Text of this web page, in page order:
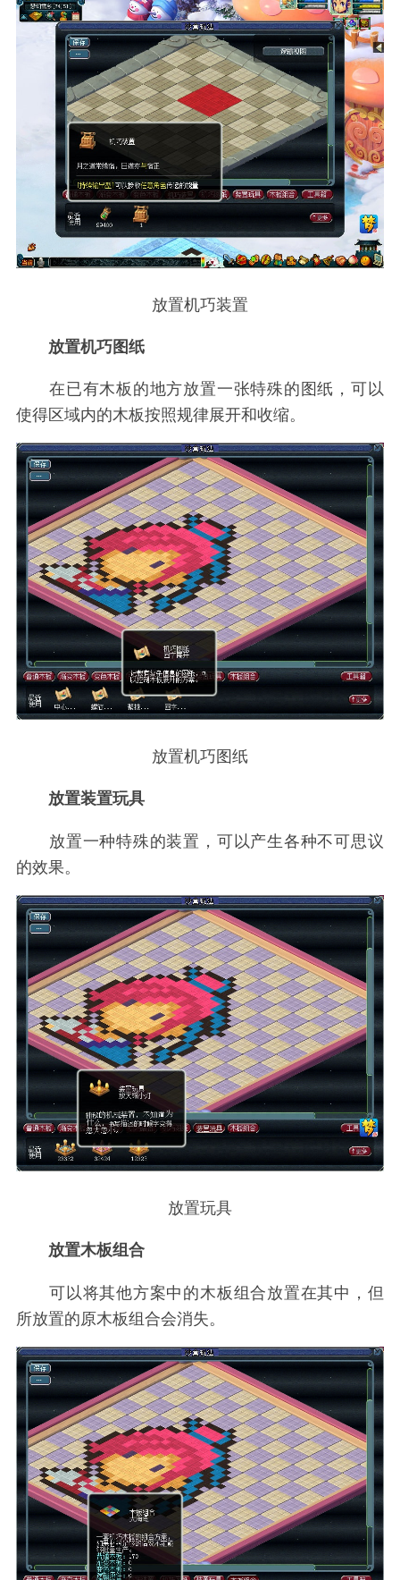
放置机巧装置
放置机巧图纸
在已有木板的地方放置一张特殊的图纸，可以
使得区域内的木板按照规律展开和收缩。
放置机巧图纸
放置装置玩具
放置一种特殊的装置，可以产生各种不可思议
的效果。
放置玩具
放置木板组合
可以将其他方案中的木板组合放置在其中，但
所放置的原木板组合会消失。